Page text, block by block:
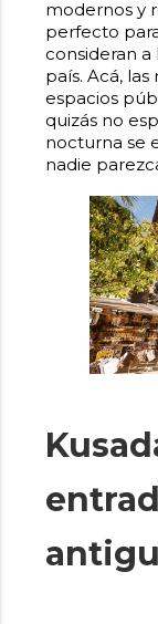
modernos y
perfecto
consideran a
país. Acá,
espacios
quizás no
nocturna se
nadie